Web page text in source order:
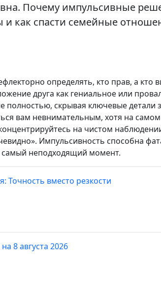
Почему импульсивные
как спасти семейные
определять, кто прав, а кто
друга как гениальное или
полностью, скрывая ключевые детали
вам невнимательным, хотя на
на чистом
Импульсивность способна
самый неподходящий момент.
Точность вместо резкости
8 августа 2026